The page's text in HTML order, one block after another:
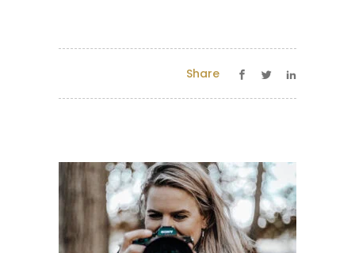
Share